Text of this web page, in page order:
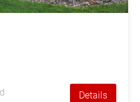
Details